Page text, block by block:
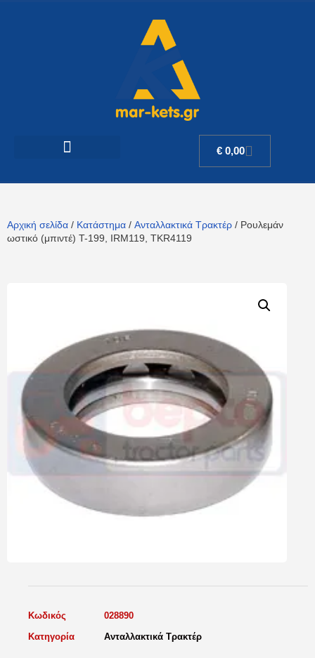
€ 0,00
Αρχική σελίδα / Κατάστημα / Ανταλλακτικά Τρακτέρ / Ρουλεμάν
ωστικό (μπιντέ) T-199, IRM119, TKR4119
Κωδικός
028890
Κατηγορία
Ανταλλακτικά Τρακτέρ